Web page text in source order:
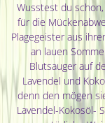
Wusstest du
für die
Plagegeister aus
an lauen
Blutsauger auf
Lavendel und
denn den mögen
Lavendel-Kokosöl-